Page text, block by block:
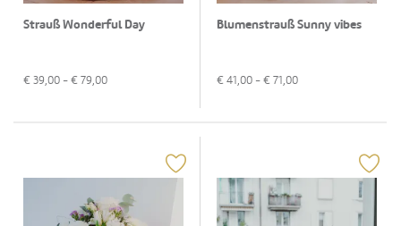
Strauß Wonderful Day
€ 39,00 - € 79,00
Blumenstrauß Sunny vibes
€ 41,00 - € 71,00